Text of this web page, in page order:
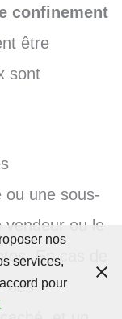
confinement
être
sont
ou une sous-
vendeur ou le
En cas de
des
nos
services,
pour